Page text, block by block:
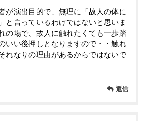
が演出目的で、無理に「故人の体に
と言っているわけではないと思いま
の場で、故人に触れたくても一歩踏
いい後押しとなりますので・・触れ
れなりの理由があるからではないで
返信